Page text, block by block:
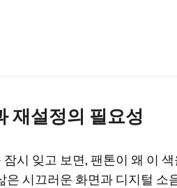
재설정의 필요성
시 잊고 보면, 팬톤이 왜 이
시끄러운 화면과 디지털 소